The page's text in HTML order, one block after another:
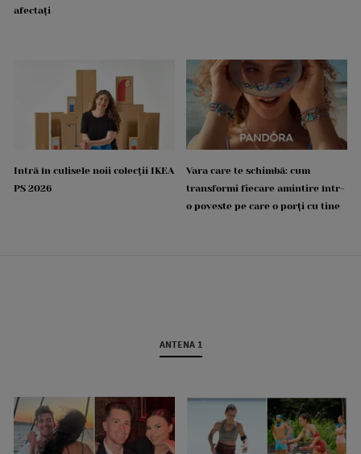
afectați
Intră în culisele noii colecții IKEA
PS 2026
Vara care te schimbă: cum
transformi fiecare amintire într-
o poveste pe care o porți cu tine
ANTENA 1